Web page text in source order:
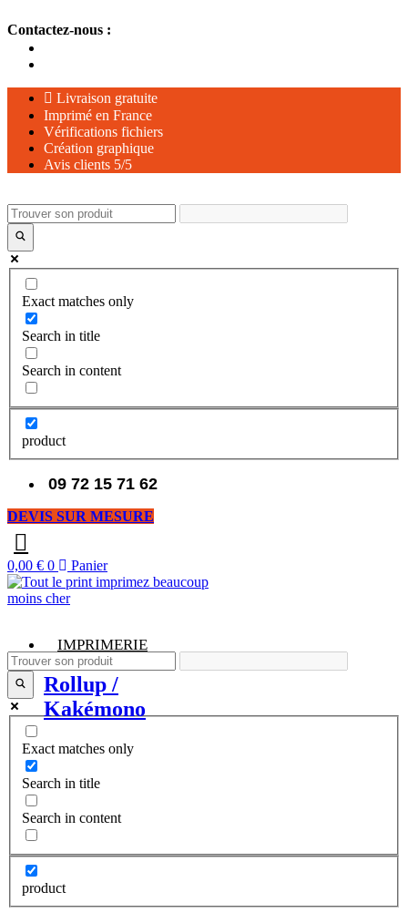
au
contenu
Contactez-nous :
Livraison gratuite
Imprimé en France
Vérifications fichiers
Création graphique
Avis clients 5/5
Exact matches only
Search in title
Search in content
product
09 72 15 71 62
DEVIS SUR MESURE
0,00 € 0 Panier
IMPRIMERIE
Rollup /
Kakémono
Exact matches only
Search in title
Search in content
product